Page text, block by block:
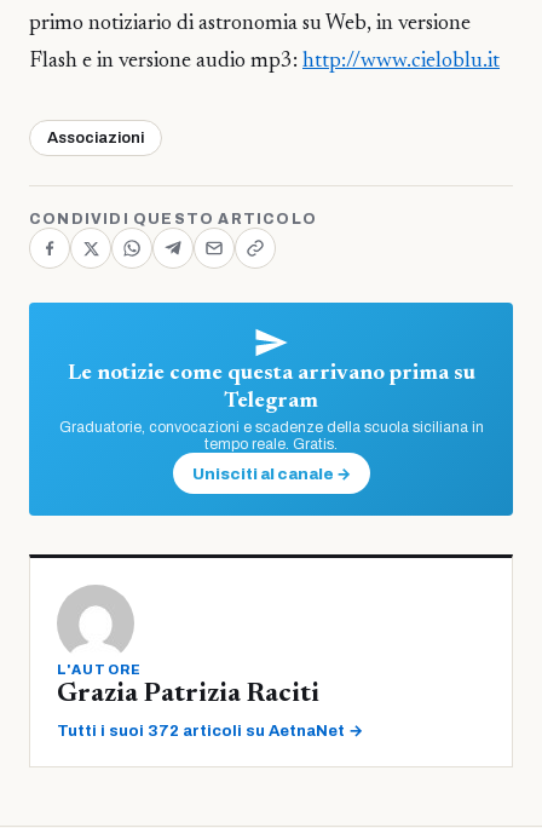
primo notiziario di astronomia su Web, in versione
Flash e in versione audio mp3: http://www.cieloblu.it
Associazioni
CONDIVIDI QUESTO ARTICOLO
Le notizie come questa arrivano prima su
Telegram
Graduatorie, convocazioni e scadenze della scuola siciliana in
tempo reale. Gratis.
Unisciti al canale →
L'AUTORE
Grazia Patrizia Raciti
Tutti i suoi 372 articoli su AetnaNet →